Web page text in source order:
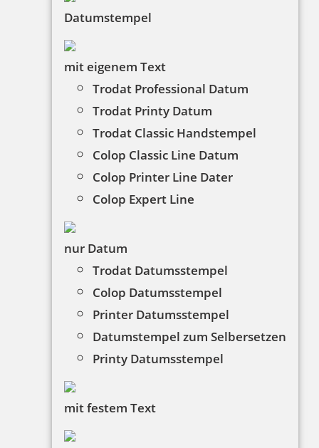
Datumstempel
mit eigenem Text
Trodat Professional Datum
Trodat Printy Datum
Trodat Classic Handstempel
Colop Classic Line Datum
Colop Printer Line Dater
Colop Expert Line
nur Datum
Trodat Datumsstempel
Colop Datumsstempel
Printer Datumsstempel
Datumstempel zum Selbersetzen
Printy Datumsstempel
mit festem Text